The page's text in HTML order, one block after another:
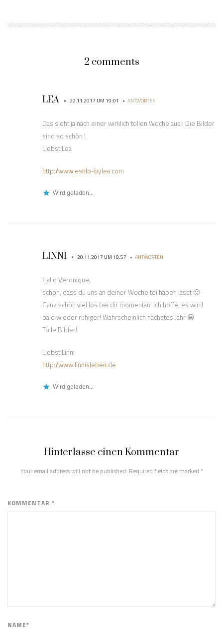
2 comments
LEA • 22.11.2017 UM 19:01 • ANTWORTEN
Das sieht ja nach einer wirklich tollen Woche aus ! Die Bilder
sind so schön !
Liebst Lea
http://www.estilo-bylea.com
Wird geladen...
LINNI • 20.11.2017 UM 18:57 • ANTWORTEN
Hallo Veronique,
schön, dass du uns an deiner Woche teilhaben lässt 🙂
Ganz schön viel los bei dir momentan! Ich hoffe, es wird
bald wieder ruhiger! Wahrscheinlich nächstes Jahr 😀
Tolle Bilder!
Liebst Linni
http://www.linnisleben.de
Wird geladen...
Hinterlasse einen Kommentar
Your email address will not be published. Required fields are marked *
KOMMENTAR *
NAME*